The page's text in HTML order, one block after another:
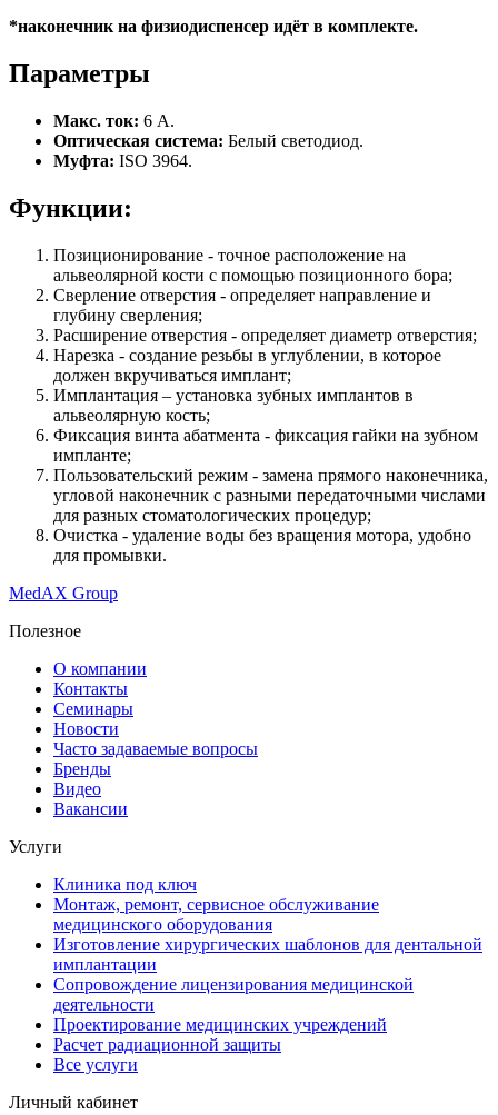
*наконечник на физиодиспенсер идёт в комплекте.
Параметры
Макс. ток: 6 A.
Оптическая система: Белый светодиод.
Муфта: ISO 3964.
Функции:
Позиционирование - точное расположение на
альвеолярной кости с помощью позиционного бора;
Сверление отверстия - определяет направление и
глубину сверления;
Расширение отверстия - определяет диаметр отверстия;
Нарезка - создание резьбы в углублении, в которое
должен вкручиваться имплант;
Имплантация – установка зубных имплантов в
альвеолярную кость;
Фиксация винта абатмента - фиксация гайки на зубном
импланте;
Пользовательский режим - замена прямого наконечника,
угловой наконечник с разными передаточными числами
для разных стоматологических процедур;
Очистка - удаление воды без вращения мотора, удобно
для промывки.
MedAX Group
Полезное
О компании
Контакты
Семинары
Новости
Часто задаваемые вопросы
Бренды
Видео
Вакансии
Услуги
Клиника под ключ
Монтаж, ремонт, сервисное обслуживание
медицинского оборудования
Изготовление хирургических шаблонов для дентальной
имплантации
Сопровождение лицензирования медицинской
деятельности
Проектирование медицинских учреждений
Расчет радиационной защиты
Все услуги
Личный кабинет